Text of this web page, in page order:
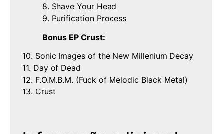
8. Shave Your Head
9. Purification Process
Bonus EP Crust:
10. Sonic Images of the New Millenium Decay
11. Day of Dead
12. F.O.M.B.M. (Fuck of Melodic Black Metal)
13. Crust